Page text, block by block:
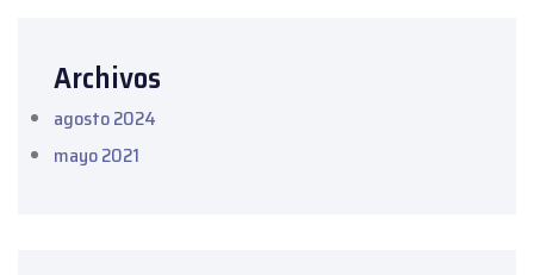
Archivos
agosto 2024
mayo 2021